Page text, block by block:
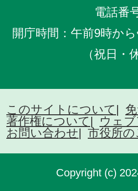
電話番
開庁時間：午前9時か
（祝日・
このサイトについて
著作権について
ウェ
お問い合わせ
市役所の
Copyright (c)